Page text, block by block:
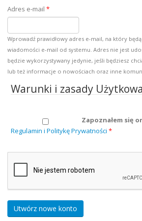
Adres e-mail *
Wprowadź prawidłowy adres e-mail, na który
wiadomości e-mail od systemu. Adres nie jest
będzie wykorzystywany jedynie, jeśli będziesz
lub też informacje o nowościach oraz inne
Warunki i zasady
Zapoznałem się
Regulamin i Politykę Prywatności *